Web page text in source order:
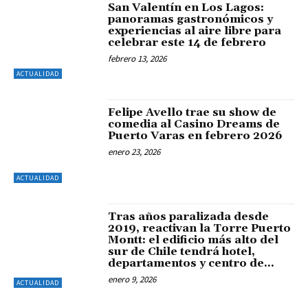
ACTUALIDAD
San Valentín en Los Lagos:
panoramas gastronómicos y
experiencias al aire libre para
celebrar este 14 de febrero
febrero 13, 2026
ACTUALIDAD
Felipe Avello trae su show de
comedia al Casino Dreams de
Puerto Varas en febrero 2026
enero 23, 2026
ACTUALIDAD
Tras años paralizada desde
2019, reactivan la Torre Puerto
Montt: el edificio más alto del
sur de Chile tendrá hotel,
departamentos y centro de...
enero 9, 2026